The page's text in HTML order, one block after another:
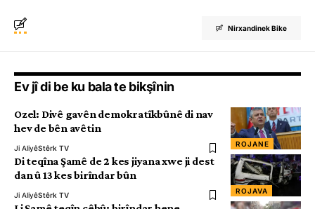
Nirxandinek Bike
Ev jî di be ku bala te bikşînin
ROJANE
Ozel: Divê gavên demokratîkbûnê di nav
hev de bên avêtin
Ji AliyêStêrk TV
ROJAVA
Di teqîna Şamê de 2 kes jiyana xwe ji dest
dan û 13 kes birîndar bûn
Ji AliyêStêrk TV